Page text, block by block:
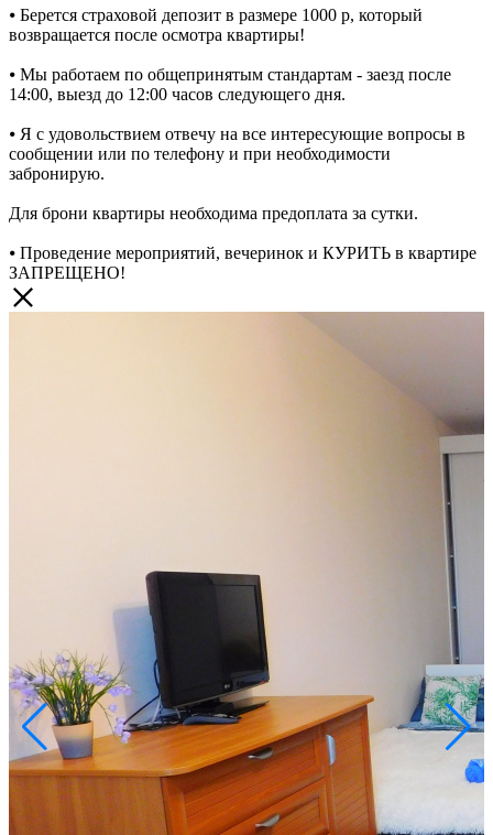
⦁ Берется страховой депозит в размере 1000 р, который
возвращается после осмотра квартиры!
⦁ Мы работаем по общепринятым стандартам - заезд после
14:00, выезд до 12:00 часов следующего дня.
⦁ Я с удовольствием отвечу на все интересующие вопросы в
сообщении или по телефону и при необходимости
забронирую.
Для брони квартиры необходима предоплата за сутки.
⦁ Проведение мероприятий, вечеринок и КУРИТЬ в квартире
ЗАПРЕЩЕНО!